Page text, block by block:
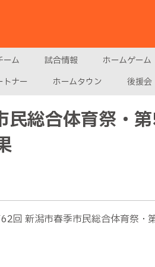
ーム 試合情報 ホームゲーム
トナー ホームタウン 後援会
総合体育祭・
回 新潟市春季市民総合体育祭